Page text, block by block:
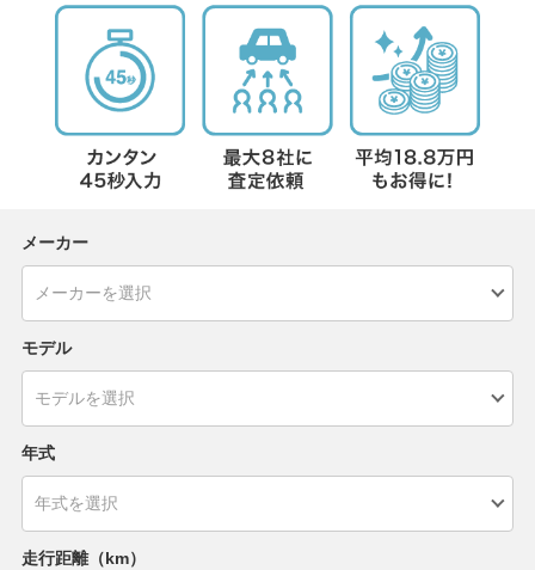
メーカー
モデル
年式
走行距離（km）